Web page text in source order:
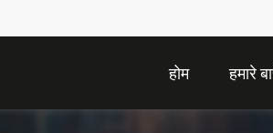
होम हमारे